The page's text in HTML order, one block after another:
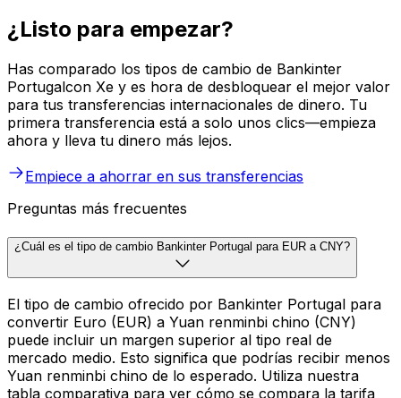
¿Listo para empezar?
Has comparado los tipos de cambio de Bankinter
Portugalcon Xe y es hora de desbloquear el mejor valor
para tus transferencias internacionales de dinero. Tu
primera transferencia está a solo unos clics—empieza
ahora y lleva tu dinero más lejos.
Empiece a ahorrar en sus transferencias
Preguntas más frecuentes
¿Cuál es el tipo de cambio Bankinter Portugal para EUR a CNY?
El tipo de cambio ofrecido por Bankinter Portugal para
convertir Euro (EUR) a Yuan renminbi chino (CNY)
puede incluir un margen superior al tipo real de
mercado medio. Esto significa que podrías recibir menos
Yuan renminbi chino de lo esperado. Utiliza nuestra
tabla comparativa para ver cómo se compara la tarifa